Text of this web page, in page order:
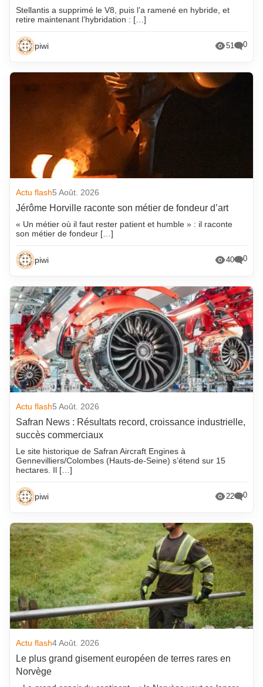
Stellantis a supprimé le V8, puis l’a ramené en hybride, et
retire maintenant l’hybridation : […]
piwi 51 0
Actu flash5 Août. 2026
Jérôme Horville raconte son métier de fondeur d’art
« Un métier où il faut rester patient et humble » : il raconte
son métier de fondeur […]
piwi 40 0
Actu flash5 Août. 2026
Safran News : Résultats record, croissance industrielle,
succès commerciaux
Le site historique de Safran Aircraft Engines à
Gennevilliers/Colombes (Hauts-de-Seine) s’étend sur 15
hectares. Il […]
piwi 22 0
Actu flash4 Août. 2026
Le plus grand gisement européen de terres rares en
Norvège